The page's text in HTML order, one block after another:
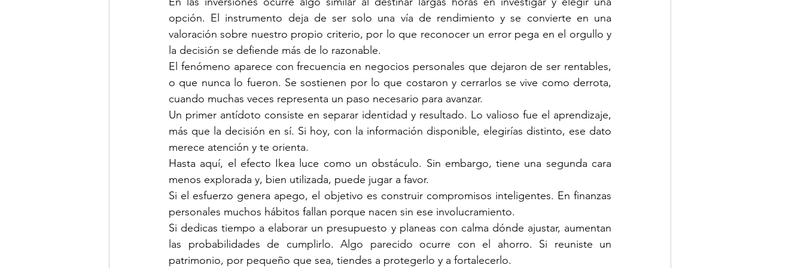
opción. El instrumento deja de ser solo una vía de rendimiento y se convierte en una
valoración sobre nuestro propio criterio, por lo que reconocer un error pega en el orgullo y
la decisión se defiende más de lo razonable.
El fenómeno aparece con frecuencia en negocios personales que dejaron de ser rentables,
o que nunca lo fueron. Se sostienen por lo que costaron y cerrarlos se vive como derrota,
cuando muchas veces representa un paso necesario para avanzar.
Un primer antídoto consiste en separar identidad y resultado. Lo valioso fue el aprendizaje,
más que la decisión en sí. Si hoy, con la información disponible, elegirías distinto, ese dato
merece atención y te orienta.
Hasta aquí, el efecto Ikea luce como un obstáculo. Sin embargo, tiene una segunda cara
menos explorada y, bien utilizada, puede jugar a favor.
Si el esfuerzo genera apego, el objetivo es construir compromisos inteligentes. En finanzas
personales muchos hábitos fallan porque nacen sin ese involucramiento.
Si dedicas tiempo a elaborar un presupuesto y planeas con calma dónde ajustar, aumentan
las probabilidades de cumplirlo. Algo parecido ocurre con el ahorro. Si reuniste un
patrimonio, por pequeño que sea, tiendes a protegerlo y a fortalecerlo.